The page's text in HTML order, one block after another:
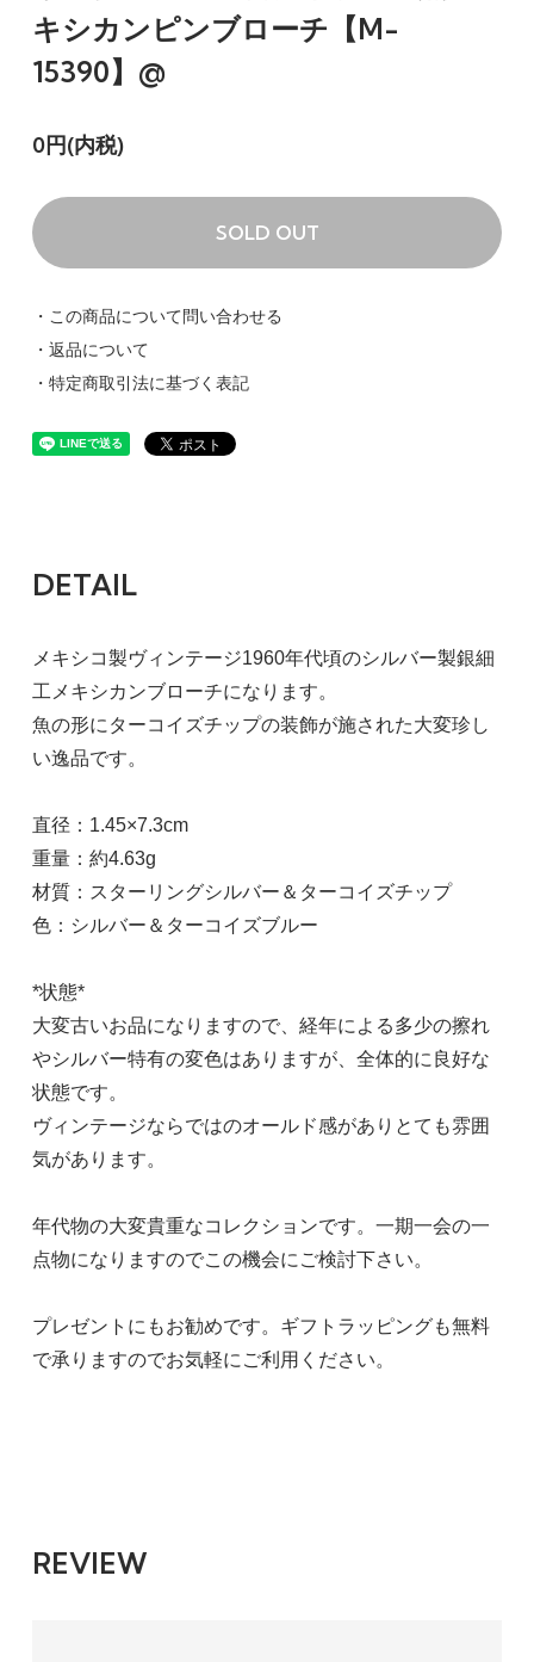
キシカンピンブローチ【M-
15390】@
0円(内税)
SOLD OUT
・この商品について問い合わせる
・返品について
・特定商取引法に基づく表記
DETAIL
メキシコ製ヴィンテージ1960年代頃のシルバー製銀細
工メキシカンブローチになります。
魚の形にターコイズチップの装飾が施された大変珍し
い逸品です。
直径：1.45×7.3cm
重量：約4.63g
材質：スターリングシルバー＆ターコイズチップ
色：シルバー＆ターコイズブルー
*状態*
大変古いお品になりますので、経年による多少の擦れ
やシルバー特有の変色はありますが、全体的に良好な
状態です。
ヴィンテージならではのオールド感がありとても雰囲
気があります。
年代物の大変貴重なコレクションです。一期一会の一
点物になりますのでこの機会にご検討下さい。
プレゼントにもお勧めです。ギフトラッピングも無料
で承りますのでお気軽にご利用ください。
REVIEW